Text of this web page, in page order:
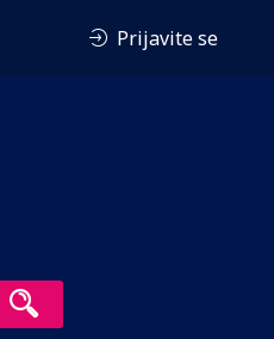
Prijavite se